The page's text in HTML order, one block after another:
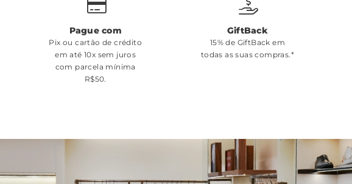
Pague com
Pix ou cartão de crédito
em até 10x sem juros
com parcela mínima
R$50.
GiftBack
15% de GiftBack em
todas as suas compras.*